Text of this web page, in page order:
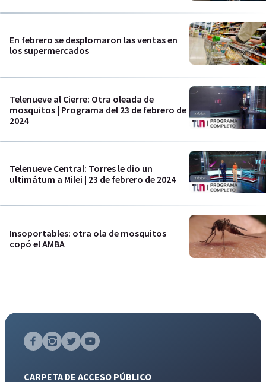
En febrero se desplomaron las ventas en
los supermercados
Telenueve al Cierre: Otra oleada de
mosquitos | Programa del 23 de febrero de
2024
Telenueve Central: Torres le dio un
ultimátum a Milei | 23 de febrero de 2024
Insoportables: otra ola de mosquitos
copó el AMBA
CARPETA DE ACCESO PÚBLICO